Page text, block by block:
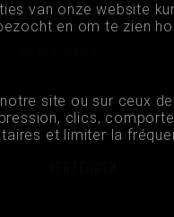
van onze website
en om te zien
site ou sur ceux
clics,
et limiter la